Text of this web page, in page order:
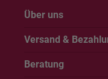
Über uns
Versand &
Beratung